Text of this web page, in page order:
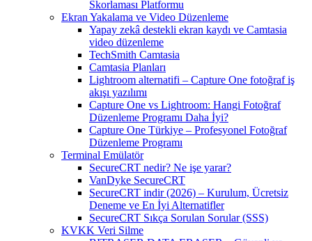
Skorlaması Platformu
Ekran Yakalama ve Video Düzenleme
Yapay zekâ destekli ekran kaydı ve Camtasia
video düzenleme
TechSmith Camtasia
Camtasia Planları
Lightroom alternatifi – Capture One fotoğraf iş
akışı yazılımı
Capture One vs Lightroom: Hangi Fotoğraf
Düzenleme Programı Daha İyi?
Capture One Türkiye – Profesyonel Fotoğraf
Düzenleme Programı
Terminal Emülatör
SecureCRT nedir? Ne işe yarar?
VanDyke SecureCRT
SecureCRT indir (2026) – Kurulum, Ücretsiz
Deneme ve En İyi Alternatifler
SecureCRT Sıkça Sorulan Sorular (SSS)
KVKK Veri Silme